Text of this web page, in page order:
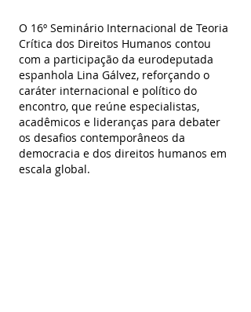
O 16º Seminário Internacional de Teoria
Crítica dos Direitos Humanos contou
com a participação da eurodeputada
espanhola Lina Gálvez, reforçando o
caráter internacional e político do
encontro, que reúne especialistas,
acadêmicos e lideranças para debater
os desafios contemporâneos da
democracia e dos direitos humanos em
escala global.